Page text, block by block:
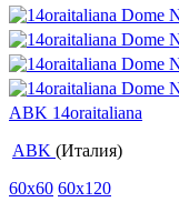
ABK 14oraitaliana
ABK (Италия)
60x60 60x120